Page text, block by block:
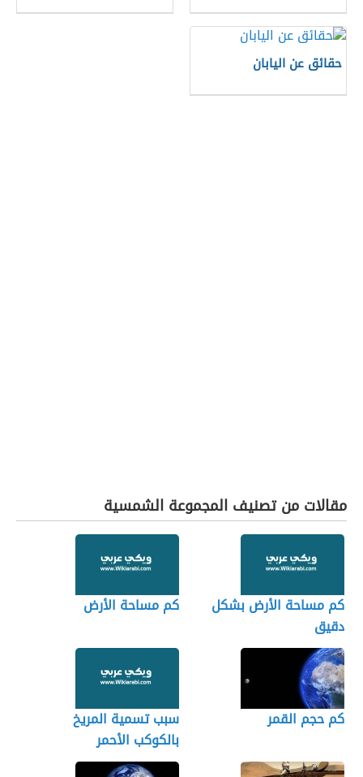
حقائق عن اليابان
مقالات من تصنيف المجموعة الشمسية
كم مساحة الأرض بشكل
دقيق
كم مساحة الأرض
كم حجم القمر
سبب تسمية المريخ
بالكوكب الأحمر